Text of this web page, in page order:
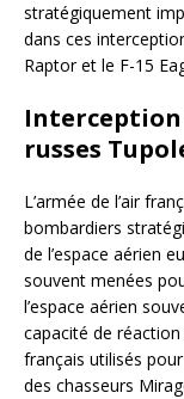
stratégiquement
dans ces
Raptor et le F-15
russes
L’armée de l’air
bombardiers
de l’espace aérien
souvent menées
l’espace aérien
capacité de
français utilisés
des chasseurs